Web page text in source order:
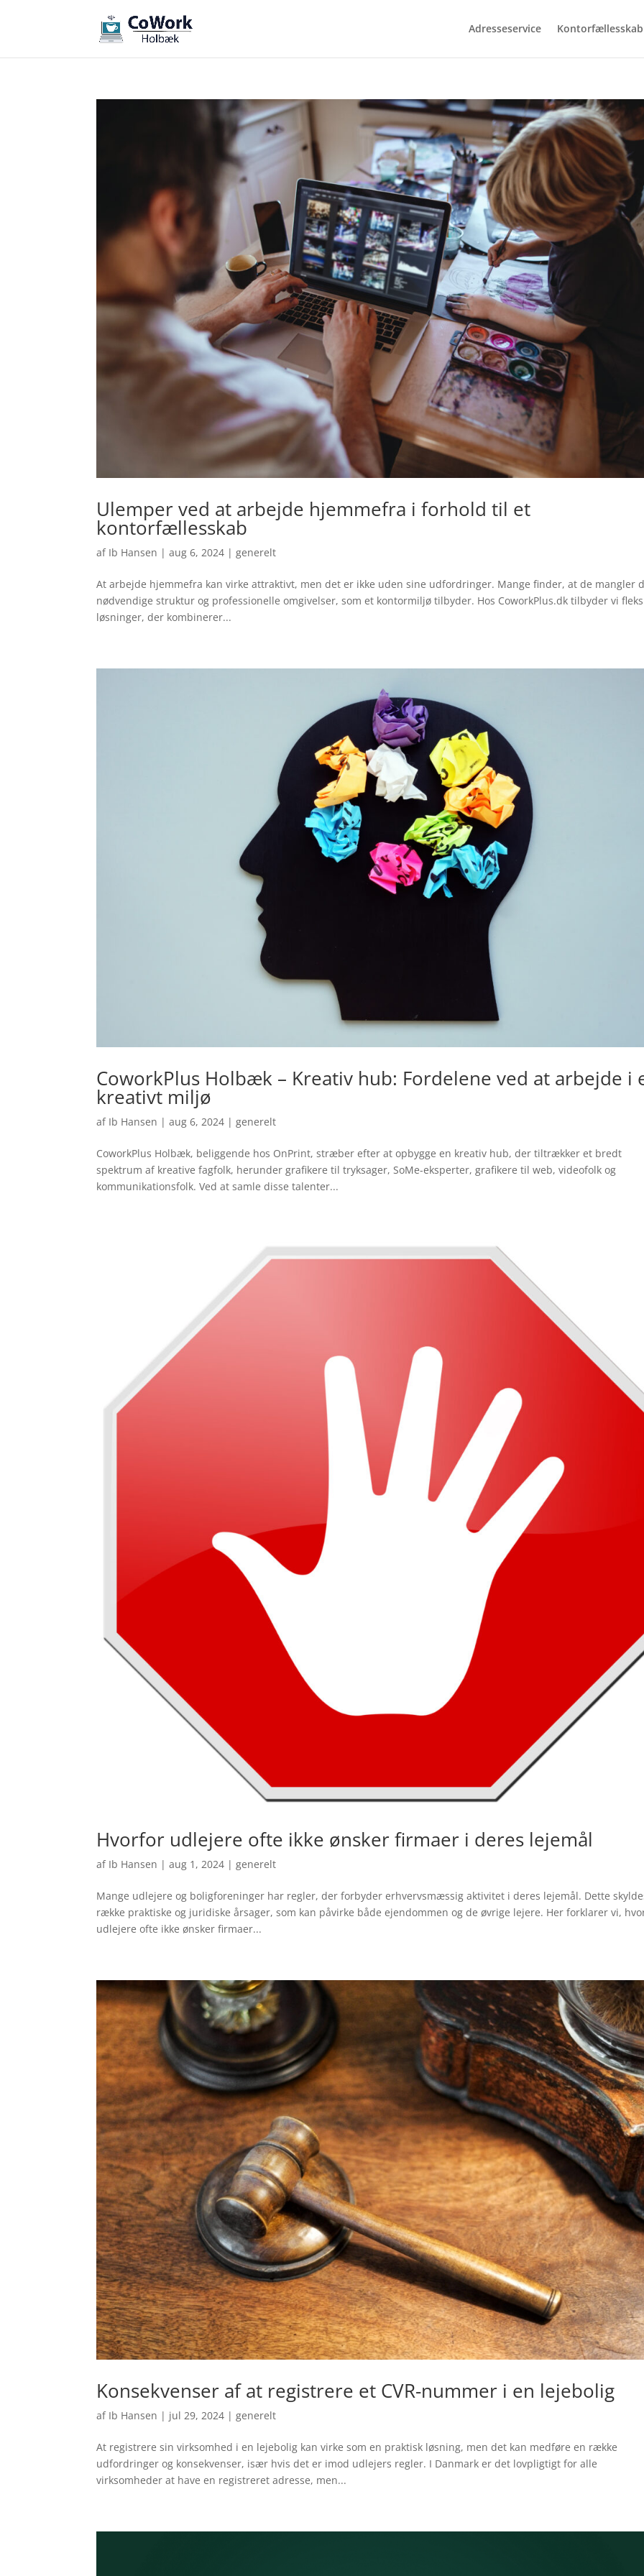
Adresseservice Kontorfællesskab
Ulemper ved at arbejde hjemmefra i forhold til et
kontorfællesskab
af Ib Hansen |aug 6, 2024 |generelt
At arbejde hjemmefra kan virke attraktivt, men det er ikke uden sine udfordringer. Mange finder, at de mangler
nødvendige struktur og professionelle omgivelser, som et kontormiljø tilbyder. Hos CoworkPlus.dk tilbyder vi
løsninger, der kombinerer...
CoworkPlus Holbæk – Kreativ hub: Fordelene ved at arbejde i
kreativt miljø
af Ib Hansen |aug 6, 2024 |generelt
CoworkPlus Holbæk, beliggende hos OnPrint, stræber efter at opbygge en kreativ hub, der tiltrækker et bredt
spektrum af kreative fagfolk, herunder grafikere til tryksager, SoMe-eksperter, grafikere til web, videofolk og
kommunikationsfolk. Ved at samle disse talenter...
Hvorfor udlejere ofte ikke ønsker firmaer i deres lejemål
af Ib Hansen |aug 1, 2024 |generelt
Mange udlejere og boligforeninger har regler, der forbyder erhvervsmæssig aktivitet i deres lejemål. Dette
række praktiske og juridiske årsager, som kan påvirke både ejendommen og de øvrige lejere. Her forklarer vi,
udlejere ofte ikke ønsker firmaer...
Konsekvenser af at registrere et CVR-nummer i en lejebolig
af Ib Hansen | jul 29, 2024 |generelt
At registrere sin virksomhed i en lejebolig kan virke som en praktisk løsning, men det kan medføre en række
udfordringer og konsekvenser, især hvis det er imod udlejers regler. I Danmark er det lovpligtigt for alle
virksomheder at have en registreret adresse, men...